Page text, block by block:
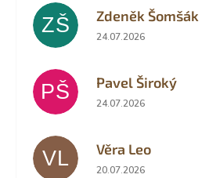
ZŠ Zdeněk Šomšák
Az áruház értékelése
24.07.2026
PŠ Pavel Široký
Az áruház értékelése
24.07.2026
VL Věra Leo
Az áruház értékelése
20.07.2026